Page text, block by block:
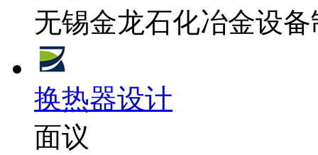
无锡金龙石化冶金设
换热器设计
面议